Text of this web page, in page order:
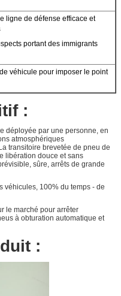
ligne de défense efficace et
portant des immigrants
véhicule pour imposer le point
:
déployée par une personne, en
atmosphériques
transitoire brevetée de pneu de
libération douce et sans
sûre, arrêts de grande
véhicules, 100% du temps - de
le marché pour arrêter
à obturation automatique et
: